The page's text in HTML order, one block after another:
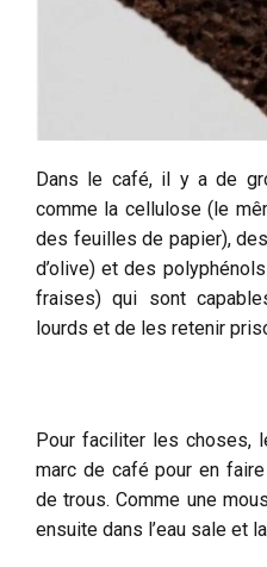
Dans le café, il y a de
comme la cellulose (le
des feuilles de papier),
d’olive) et des
fraises) qui sont
lourds et de les retenir
Pour faciliter les choses,
marc de café pour en
de trous. Comme une
ensuite dans l’eau sale et